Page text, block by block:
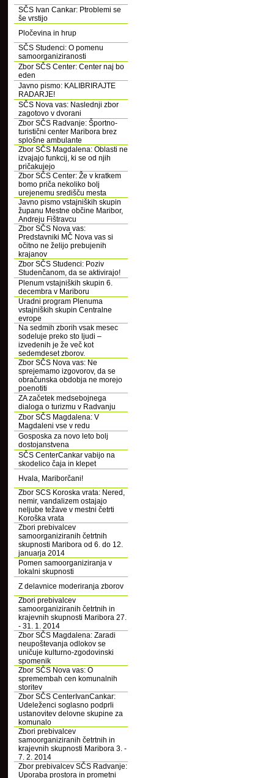
SČS Ivan Cankar: Ptroblemi se
še vrstijo
Pločevina in hrup
SČS Studenci: O pomenu
samoorganiziranosti
Zbor SČS Center: Center naj bo
eden
Javno pismo: KALIBRIRAJTE
RADARJE!
SČS Nova vas: Naslednji zbor
zagotovo v dvorani
Zbor SČS Radvanje: Športno-
turistični center Maribora brez
splošne ambulante
Zbor SČS Magdalena: Oblasti ne
izvajajo funkcij, ki se od njih
pričakujejo
Zbor SČS Center: Že v kratkem
bomo priča nekoliko bolj
urejenemu središču mesta
Javno pismo vstajniških skupin
županu Mestne občine Maribor,
Andreju Fištravcu
Zbor SČS Nova vas:
Predstavniki MČ Nova vas si
očitno ne želijo prebujenih
krajanov
Zbor SČS Studenci: Poziv
Studenčanom, da se aktivirajo!
Plenum vstajniških skupin 6.
decembra v Mariboru
Uradni program Plenuma
vstajniških skupin Centralne
evrope
Na sedmih zborih vsak mesec
sodeluje preko sto ljudi –
izvedenih je že več kot
sedemdeset zborov.
Zbor SČS Nova vas: Ne
sprejemamo izgovorov, da se
obračunska obdobja ne morejo
poenotiti
ZA začetek medsebojnega
dialoga o turizmu v Radvanju
Zbor SČS Magdalena: V
Magdaleni vse v redu
Gosposka za novo leto bolj
dostojanstvena
SČS CenterCankar vabijo na
skodelico čaja in klepet
Hvala, Mariborčani!
Zbor SCS Koroska vrata: Nered,
nemir, vandalizem ostajajo
neljube težave v mestni četrti
Koroška vrata
Zbori prebivalcev
samoorganiziranih četrtnih
skupnosti Maribora od 6. do 12.
januarja 2014
Pomen samoorganiziranja v
lokalni skupnosti
Z delavnice moderiranja zborov
Zbori prebivalcev
samoorganiziranih četrtnih in
krajevnih skupnosti Maribora 27.
- 31. 1. 2014
Zbor SČS Magdalena: Zaradi
neupoštevanja odlokov se
uničuje kulturno-zgodovinski
spomenik
Zbor SČS Nova vas: O
spremembah cen komunalnih
storitev
Zbor SČS CenterIvanCankar:
Udeleženci soglasno podprli
ustanovitev delovne skupine za
komunalo
Zbori prebivalcev
samoorganiziranih četrtnih in
krajevnih skupnosti Maribora 3. -
7. 2. 2014
Zbor prebivalcev SČS Radvanje:
Uporaba prostora in prometni